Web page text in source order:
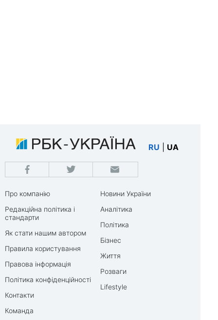
RU UA
Про компанію
Редакційна політика і
стандарти
Як стати нашим автором
Правила користування
Правова інформація
Політика конфіденційності
Контакти
Команда
Новини України
Аналітика
Політика
Бізнес
Життя
Розваги
Lifestyle